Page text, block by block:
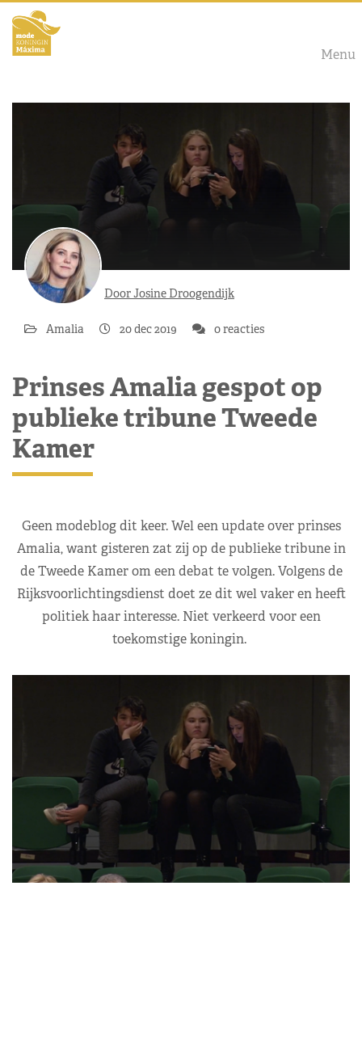
Menu
Door Josine Droogendijk
Amalia 20 dec 2019 0 reacties
Prinses Amalia gespot op
publieke tribune Tweede
Kamer
Geen modeblog dit keer. Wel een update over prinses
Amalia, want gisteren zat zij op de publieke tribune in
de Tweede Kamer om een debat te volgen. Volgens de
Rijksvoorlichtingsdienst doet ze dit wel vaker en heeft
politiek haar interesse. Niet verkeerd voor een
toekomstige koningin.